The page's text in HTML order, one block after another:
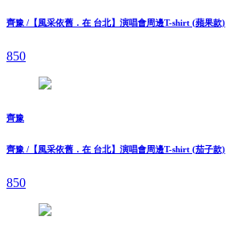
齊豫 /【風采依舊．在 台北】演唱會周邊T-shirt (蘋果款)
850
齊豫
齊豫 /【風采依舊．在 台北】演唱會周邊T-shirt (茄子款)
850